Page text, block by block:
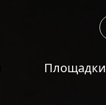
Площадки